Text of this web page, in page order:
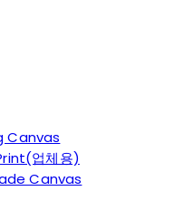
Canvas
업체용)
Canvas